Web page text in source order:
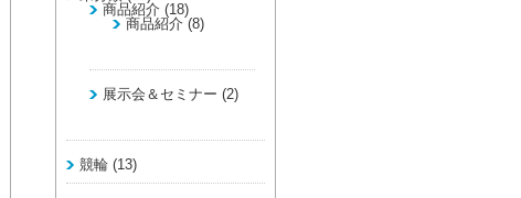
商品紹介 (18)
商品紹介 (8)
展示会＆セミナー (2)
競輪 (13)